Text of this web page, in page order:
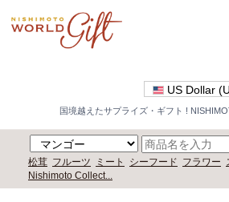
US Dollar
国境越えたサプライズ・ギフト !
松茸 フルーツ ミート シーフード フラワー
Nishimoto Collect...